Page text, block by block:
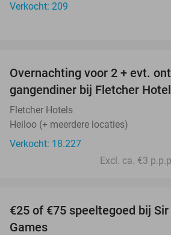
Verkocht: 209
Overnachting voor 2 + evt.
gangendiner bij Fletcher
Fletcher Hotels
Heiloo (+ meerdere locaties)
Verkocht: 18.227
Excl. ca. €3
€25 of €75 speeltegoed bij
Games